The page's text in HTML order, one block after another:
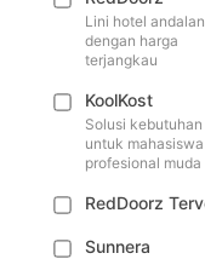
Lini hotel
dengan harga
terjangkau
KoolKost
Solusi
untuk
profesional muda
RedDoorz
Sunnera